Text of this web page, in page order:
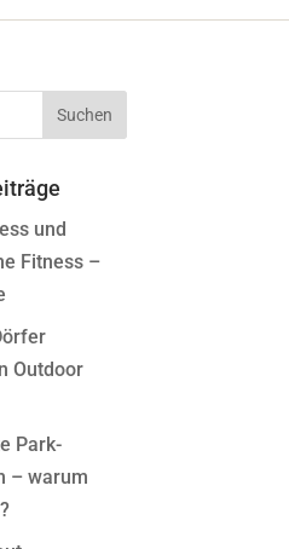
& Abductor
& Hüfttrainer
& Adductor
und
Fitness –
Outdoor
Park-
– warum